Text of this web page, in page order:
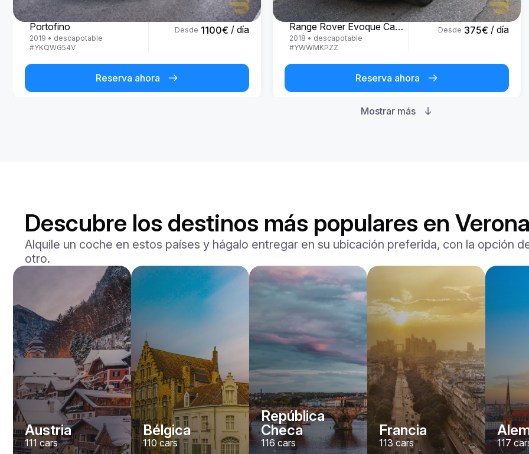
Ferrari
Portofino
2019 • descapotable
#YKQWG54V
Desde 1100€ / día
Reserva ahora
Land Rover
Range Rover Evoque Cabrio
2018 • descapotable
#YWWMKPZZ
Desde 375€ / día
Reserva ahora
Mercedes Benz
Maybach S-klasse 580
Desde 750€ / día
Reserva ahora
F8 Spider
2022
descapotable, deporte
€
Reserva ahora
Mostrar más
Descubre los destinos más populares en Verona
Alquile un coche en estos países y hágalo entregar en su ubicación preferida, con la opción
otro.
Austria
111 cars
Bélgica
110cars
República
Checa
116cars
Francia
113cars 117